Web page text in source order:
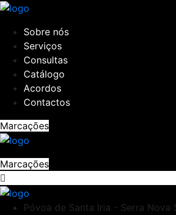
Sobre nós
Serviços
Consultas
Catálogo
Acordos
Contactos
Marcações
Marcações
Póvoa de Santa Iria - Serra Nova